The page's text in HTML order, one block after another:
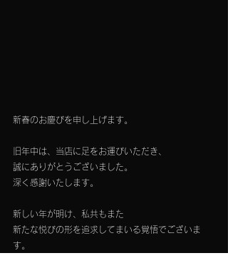
新春のお慶びを申し上げます。
旧年中は、当店に足をお運びいただき、
誠にありがとうございました。
深く感謝いたします。
新しい年が明け、私共もまた
新たな悦びの形を追求してまいる覚悟でございま
す。